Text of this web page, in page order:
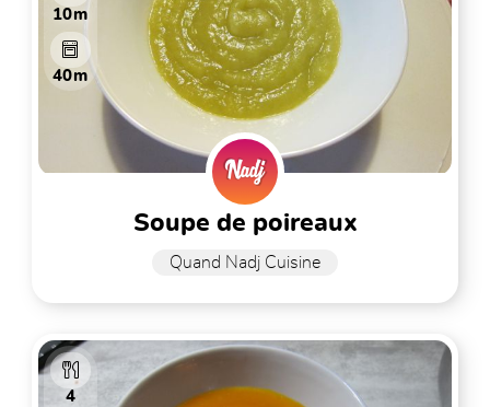
10m
40m
soupe de poireaux
Quand Nadj Cuisine
4